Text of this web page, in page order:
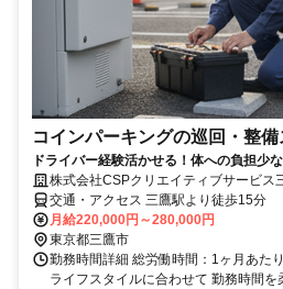
コインパーキングの巡回・整備
ドライバー経験活かせる！体への負担少
株式会社CSPクリエイティブサービス
交通・アクセス 三鷹駅より徒歩15分
月給220,000円～280,000円
東京都三鷹市
勤務時間詳細 総労働時間：1ヶ月あた
ライフスタイルに合わせて 勤務時間